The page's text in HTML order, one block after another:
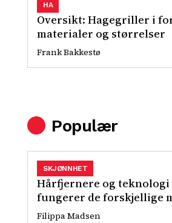
Oversikt: Hagegriller i
materialer og størrelser
HA
Frank Bakkestø
Populær
Hårfjernere og teknologi
fungerer de forskjellige
SKJØNNHET
Filippa Madsen